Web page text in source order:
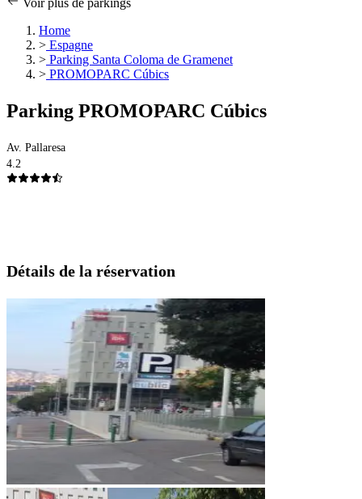
Voir plus de parkings
Home
> Espagne
> Parking Santa Coloma de Gramenet
> PROMOPARC Cúbics
Parking PROMOPARC Cúbics
Av. Pallaresa
4.2
Détails de la réservation